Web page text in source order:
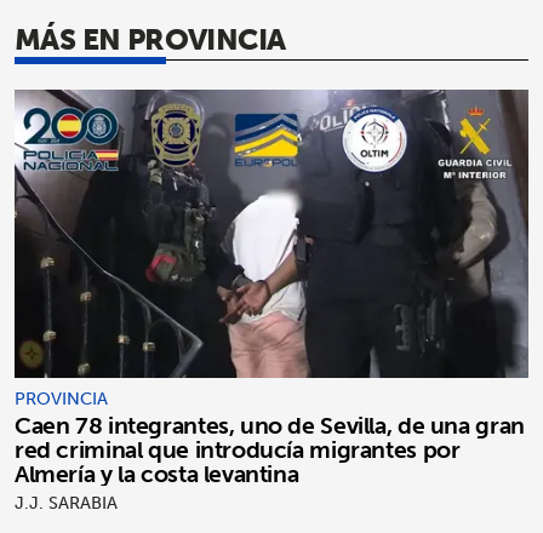
MÁS EN PROVINCIA
PROVINCIA
Caen 78 integrantes, uno de Sevilla, de una gran
red criminal que introducía migrantes por
Almería y la costa levantina
J.J. SARABIA